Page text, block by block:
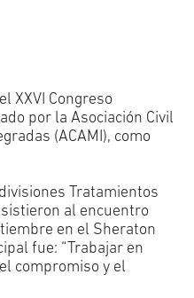
XXVI Congreso
por la Asociación Civil
(ACAMI), como
Tratamientos
al encuentro
en el Sheraton
fue: “Trabajar en
compromiso y el